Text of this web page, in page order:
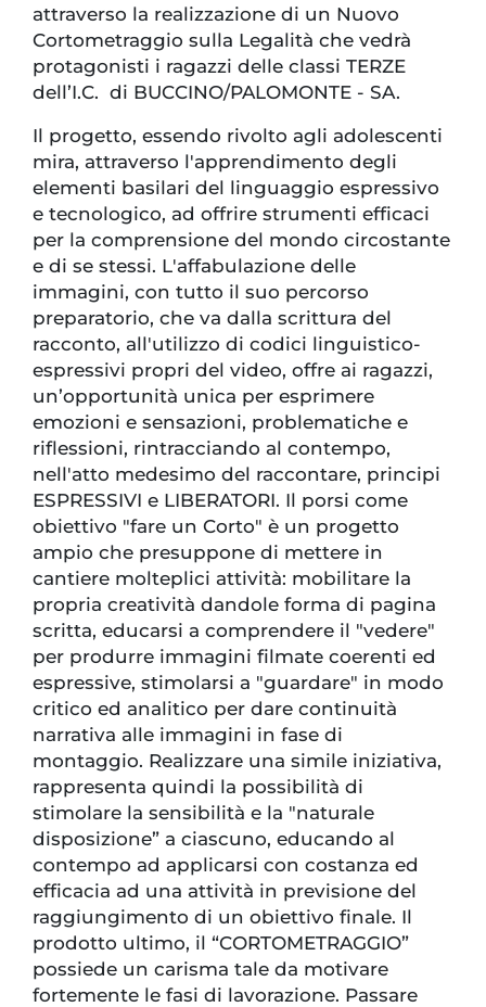
attraverso la realizzazione di un Nuovo
Cortometraggio sulla Legalità che vedrà
protagonisti i ragazzi delle classi TERZE
dell’I.C. di BUCCINO/PALOMONTE - SA.
Il progetto, essendo rivolto agli adolescenti
mira, attraverso l'apprendimento degli
elementi basilari del linguaggio espressivo
e tecnologico, ad offrire strumenti efficaci
per la comprensione del mondo circostante
e di se stessi. L'affabulazione delle
immagini, con tutto il suo percorso
preparatorio, che va dalla scrittura del
racconto, all'utilizzo di codici linguistico-
espressivi propri del video, offre ai ragazzi,
un’opportunità unica per esprimere
emozioni e sensazioni, problematiche e
riflessioni, rintracciando al contempo,
nell'atto medesimo del raccontare, principi
ESPRESSIVI e LIBERATORI. Il porsi come
obiettivo "fare un Corto" è un progetto
ampio che presuppone di mettere in
cantiere molteplici attività: mobilitare la
propria creatività dandole forma di pagina
scritta, educarsi a comprendere il "vedere"
per produrre immagini filmate coerenti ed
espressive, stimolarsi a "guardare" in modo
critico ed analitico per dare continuità
narrativa alle immagini in fase di
montaggio. Realizzare una simile iniziativa,
rappresenta quindi la possibilità di
stimolare la sensibilità e la "naturale
disposizione” a ciascuno, educando al
contempo ad applicarsi con costanza ed
efficacia ad una attività in previsione del
raggiungimento di un obiettivo finale. Il
prodotto ultimo, il “CORTOMETRAGGIO”
possiede un carisma tale da motivare
fortemente le fasi di lavorazione. Passare